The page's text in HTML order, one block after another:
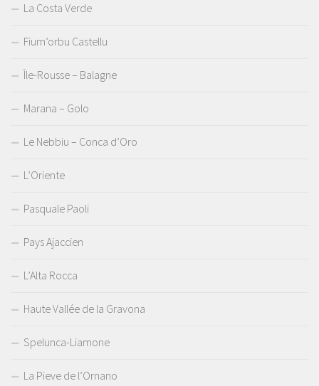
La Costa Verde
Fium’orbu Castellu
Île-Rousse – Balagne
Marana – Golo
Le Nebbiu – Conca d’Oro
L’Oriente
Pasquale Paoli
Pays Ajaccien
L’Alta Rocca
Haute Vallée de la Gravona
Spelunca-Liamone
La Pieve de l’Ornano